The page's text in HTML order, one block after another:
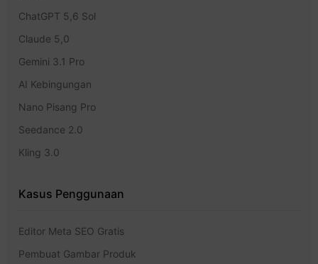
ChatGPT 5,6 Sol
Claude 5,0
Gemini 3.1 Pro
AI Kebingungan
Nano Pisang Pro
Seedance 2.0
Kling 3.0
Kasus Penggunaan
Editor Meta SEO Gratis
Pembuat Gambar Produk